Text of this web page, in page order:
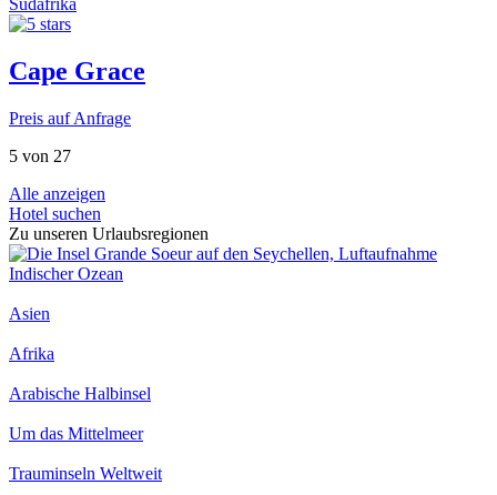
Südafrika
Cape Grace
Preis auf Anfrage
5 von 27
Alle anzeigen
Hotel suchen
Zu unseren Urlaubsregionen
Indischer Ozean
Asien
Afrika
Arabische Halbinsel
Um das Mittelmeer
Trauminseln Weltweit